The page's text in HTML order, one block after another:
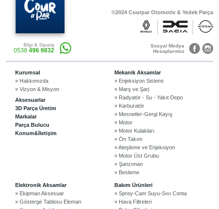
©2024 Courpar Otomotiv & Yedek Parça
Bilgi & Sipariş
0538 496 9832
Sosyal Medya
Hesaplarımız
Kurumsal
» Hakkımızda
» Vizyon & Misyon
Aksesuarlar
3D Parça Üretim
Markalar
Parça Bulucu
Konum&İletişim
Mekanik Aksamlar
» Enjeksiyon Sistemi
» Marş ve Şarj
» Radyatör - Su - Yakıt Depo
» Karburatör
» Mesnetler-Gergi Kayış
» Motor
» Motor Kulakları
» Ön Takım
» Ateşleme ve Enjeksiyon
» Motor Üst Grubu
» Şanzıman
» Besleme
Elektronik Aksamlar
» Ekipman Aksesuar
» Gösterge Tablosu Eleman
Bakım Ürünleri
» Sprey-Cam Suyu-Sıvı Conta
» Hava Filtreleri